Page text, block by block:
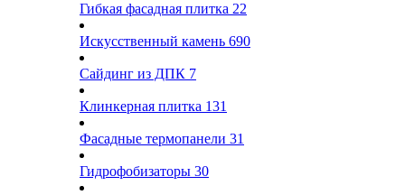
Гибкая фасадная плитка 22
Искусственный камень 690
Сайдинг из ДПК 7
Клинкерная плитка 131
Фасадные термопанели 31
Гидрофобизаторы 30